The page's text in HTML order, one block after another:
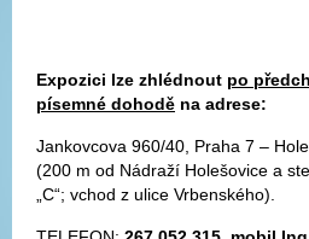
Expozici lze zhlédnout po
písemné dohodě na adrese:
Jankovcova 960/40, Praha 7 –
(200 m od Nádraží Holešovice a
„C“; vchod z ulice Vrbenského).